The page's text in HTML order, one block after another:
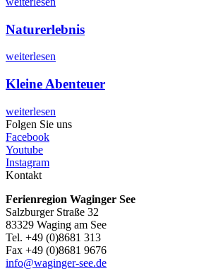
Naturerlebnis
weiterlesen
Kleine Abenteuer
weiterlesen
Folgen Sie uns
Facebook
Youtube
Instagram
Kontakt
Ferienregion Waginger See
Salzburger Straße 32
83329 Waging am See
Tel. +49 (0)8681 313
Fax +49 (0)8681 9676
info@waginger-see.de